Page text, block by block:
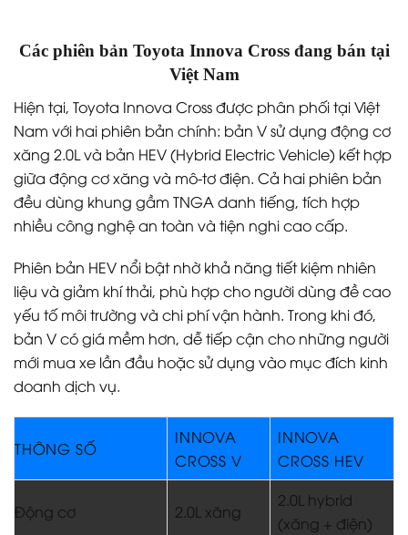
Các phiên bản Toyota Innova Cross đang bán tại
Việt Nam
Hiện tại, Toyota Innova Cross được phân phối tại Việt
Nam với hai phiên bản chính: bản V sử dụng động cơ
xăng 2.0L và bản HEV (Hybrid Electric Vehicle) kết hợp
giữa động cơ xăng và mô-tơ điện. Cả hai phiên bản
đều dùng khung gầm TNGA danh tiếng, tích hợp
nhiều công nghệ an toàn và tiện nghi cao cấp.
Phiên bản HEV nổi bật nhờ khả năng tiết kiệm nhiên
liệu và giảm khí thải, phù hợp cho người dùng đề cao
yếu tố môi trường và chi phí vận hành. Trong khi đó,
bản V có giá mềm hơn, dễ tiếp cận cho những người
mới mua xe lần đầu hoặc sử dụng vào mục đích kinh
doanh dịch vụ.
THÔNG SỐ
INNOVA
CROSS V
INNOVA
CROSS HEV
Động cơ 2.0L xăng
2.0L hybrid
(xăng + điện)